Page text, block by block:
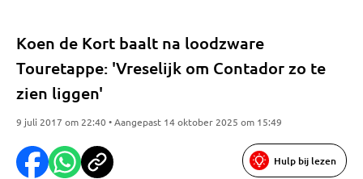
Koen de Kort baalt na loodzware
Touretappe: 'Vreselijk om Contador zo te
zien liggen'
9 juli 2017 om 22:40 • Aangepast 14 oktober 2025 om 15:49
Hulp bij lezen